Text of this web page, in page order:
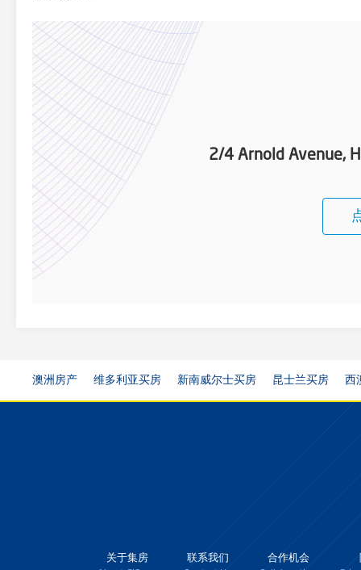
2/4 Arnold Avenue,
澳洲房产 维多利亚买房 新南威尔士买房 昆士兰买房 西
关于集房 联系我们 合作机会